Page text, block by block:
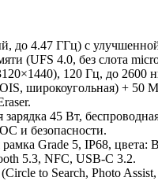
до 4.47 ГГц) с
(UFS 4.0, без слота
120 Гц, до 2600
широкоугольная) +
45 Вт,
и безопасности.
Grade 5, IP68,
5.3, NFC, USB-C 3.2.
to Search, Photo